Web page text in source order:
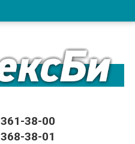
361-38-00
368-38-01